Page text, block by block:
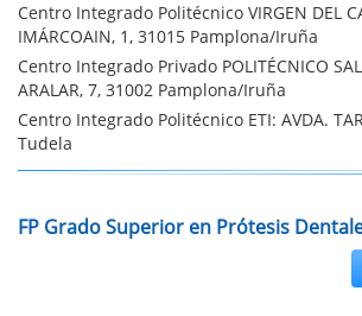
Centro Integrado Politécnico VIRGEN DEL
IMÁRCOAIN, 1, 31015 Pamplona/Iruña
Centro Integrado Privado POLITÉCNICO
ARALAR, 7, 31002 Pamplona/Iruña
Centro Integrado Politécnico ETI: AVDA.
Tudela
FP Grado Superior en Prótesis